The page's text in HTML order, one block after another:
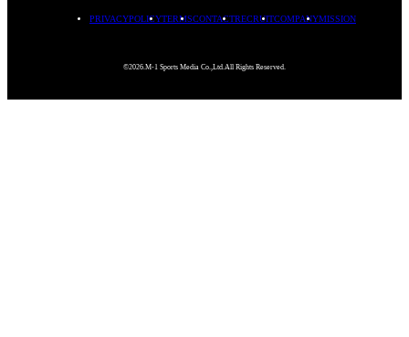
PRIVACYPOLICYTERMSCONTACTRECRUITCOMPANYMISSION
©2026.M-1 Sports Media Co.,Ltd.All Rights Reserved.